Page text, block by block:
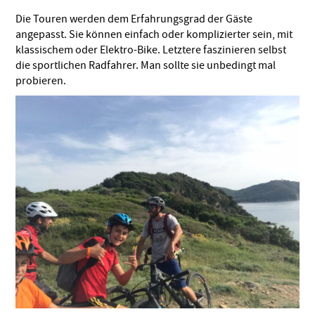
Die Touren werden dem Erfahrungsgrad der Gäste
angepasst. Sie können einfach oder komplizierter sein, mit
klassischem oder Elektro-Bike. Letztere faszinieren selbst
die sportlichen Radfahrer. Man sollte sie unbedingt mal
probieren.